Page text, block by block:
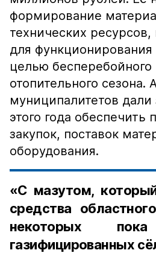
формирование
технических
для
целью
отопительного сезона.
муниципалитетов дали
этого года обеспечить
закупок, поставок
оборудования.
«С мазутом,
средства
некоторых
газифицированных